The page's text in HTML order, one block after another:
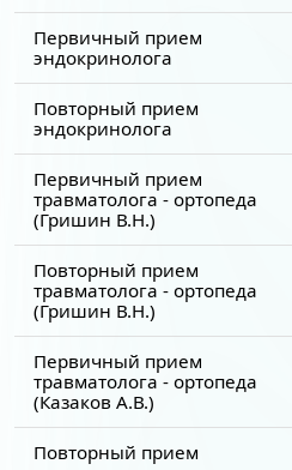
Первичный прием
эндокринолога
Повторный прием
эндокринолога
Первичный прием
травматолога - ортопеда
(Гришин В.Н.)
Повторный прием
травматолога - ортопеда
(Гришин В.Н.)
Первичный прием
травматолога - ортопеда
(Казаков А.В.)
Повторный прием